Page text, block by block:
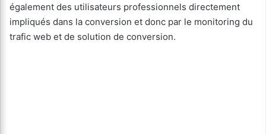
également des utilisateurs professionnels directement
impliqués dans la conversion et donc par le monitoring du
trafic web et de solution de conversion.